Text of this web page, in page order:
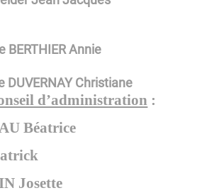
Annie
Christiane
d’administration :
Béatrice
Josette